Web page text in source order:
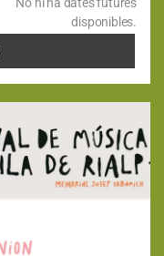
disponibles.